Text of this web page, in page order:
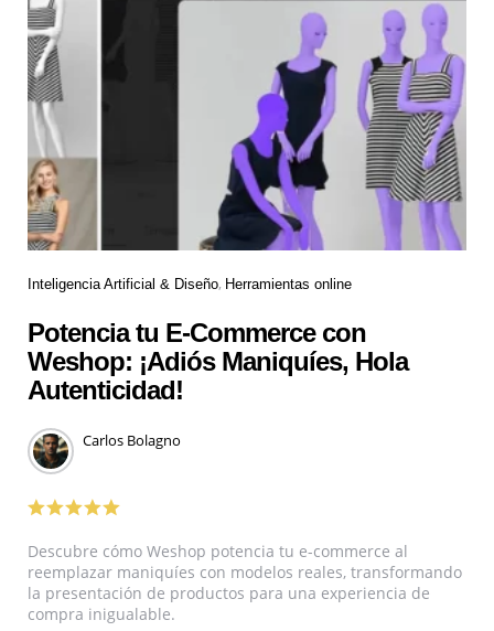
Inteligencia Artificial & Diseño Herramientas online
Potencia tu E-Commerce con
Weshop: ¡Adiós Maniquíes, Hola
Autenticidad!
Carlos Bolagno
Descubre cómo Weshop potencia tu e-commerce al
reemplazar maniquíes con modelos reales, transformando
la presentación de productos para una experiencia de
compra inigualable.